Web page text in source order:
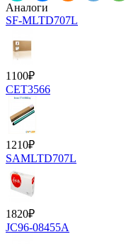
Аналоги
SF-MLTD707L
1100₽
CET3566
1210₽
SAMLTD707L
1820₽
JC96-08455A